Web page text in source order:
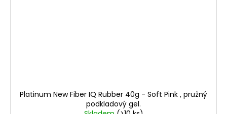
Platinum New Fiber IQ Rubber 40g - Soft Pink , pružný
podkladový gel.